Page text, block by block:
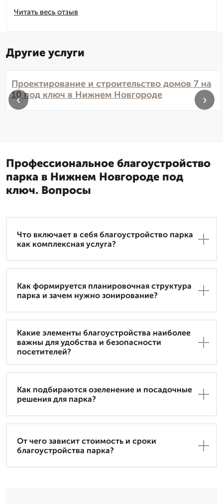
Читать весь отзыв
Другие услуги
Проектирование и строительство домов 7 на
10 под ключ в Нижнем Новгороде
‹ ›
Профессиональное благоустройство
парка в Нижнем Новгороде под
ключ. Вопросы
Что включает в себя благоустройство парка
как комплексная услуга?
Как формируется планировочная структура
парка и зачем нужно зонирование?
Какие элементы благоустройства наиболее
важны для удобства и безопасности
посетителей?
Как подбираются озеленение и посадочные
решения для парка?
От чего зависит стоимость и сроки
благоустройства парка?